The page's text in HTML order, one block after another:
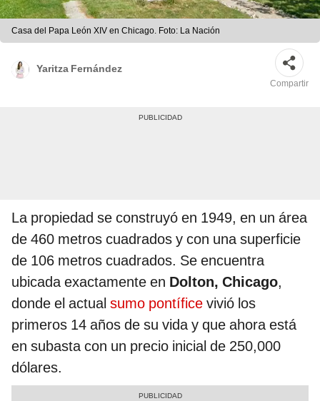
Casa del Papa León XIV en Chicago. Foto: La Nación
Yaritza Fernández
Compartir
La propiedad se construyó en 1949, en un área
de 460 metros cuadrados y con una superficie
de 106 metros cuadrados. Se encuentra
ubicada exactamente en Dolton, Chicago,
donde el actual sumo pontífice vivió los
primeros 14 años de su vida y que ahora está
en subasta con un precio inicial de 250,000
dólares.